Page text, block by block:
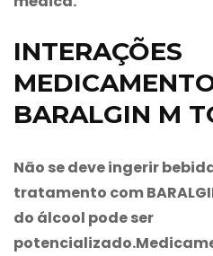
INTERAÇÕES
BARALGIN M
Não se deve ingerir
tratamento com
do álcool pode ser